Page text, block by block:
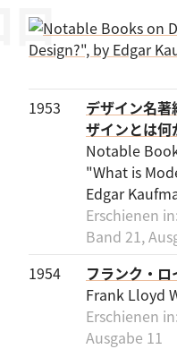
1953
デザイン名
ザインとは何
Notable
"What is
Edgar
Erschienen in:
Band 21,
1954
フランク・
Frank Lloyd
Erschienen in:
Ausgabe 11